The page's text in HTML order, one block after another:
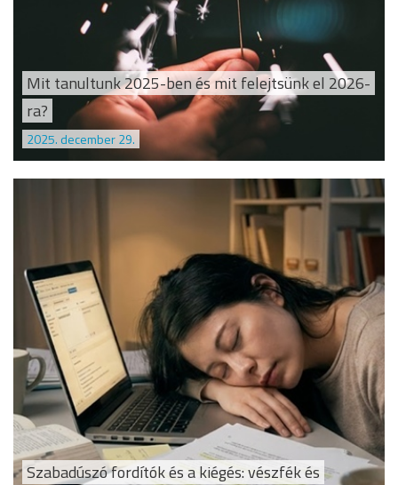
Mit tanultunk 2025-ben és mit felejtsünk el 2026-
ra?
2025. december 29.
Szabadúszó fordítók és a kiégés: vészfék és